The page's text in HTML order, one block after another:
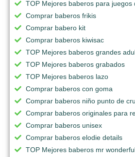
TOP Mejores baberos para juegos
Comprar baberos frikis
Comprar babero kit
Comprar baberos kiwisac
TOP Mejores baberos grandes
TOP Mejores baberos grabados
TOP Mejores baberos lazo
Comprar baberos con goma
Comprar baberos niño punto de
Comprar baberos originales para
Comprar baberos unisex
Comprar baberos elodie details
TOP Mejores baberos mr